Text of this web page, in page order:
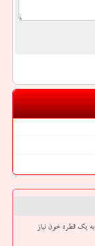
فقط به یک قطره خون نیاز